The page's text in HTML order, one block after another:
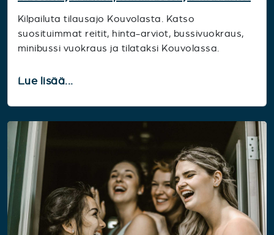
Kilpailuta tilausajo Kouvolasta. Katso
suosituimmat reitit, hinta-arviot, bussivuokraus,
minibussi vuokraus ja tilataksi Kouvolassa.
Lue lisää...